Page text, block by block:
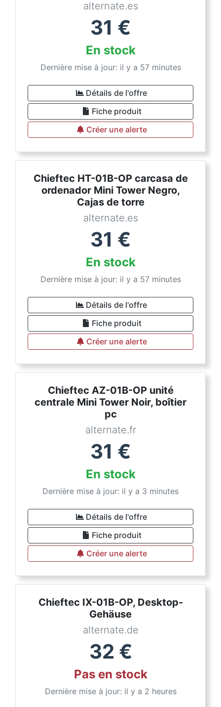
alternate.es
31 €
En stock
Dernière mise à jour: il y a 57 minutes
Détails de l'offre
Fiche produit
Créer une alerte
Chieftec HT-01B-OP carcasa de
ordenador Mini Tower Negro,
Cajas de torre
alternate.es
31 €
En stock
Dernière mise à jour: il y a 57 minutes
Détails de l'offre
Fiche produit
Créer une alerte
Chieftec AZ-01B-OP unité
centrale Mini Tower Noir, boîtier
pc
alternate.fr
31 €
En stock
Dernière mise à jour: il y a 3 minutes
Détails de l'offre
Fiche produit
Créer une alerte
Chieftec IX-01B-OP, Desktop-
Gehäuse
alternate.de
32 €
Pas en stock
Dernière mise à jour: il y a 2 heures